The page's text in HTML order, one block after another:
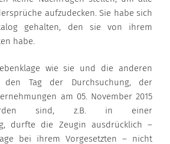
aufzudecken. Sie habe sich
gehalten, den sie von ihrem
habe.
wie sie und die anderen
den Tag der Durchsuchung, der
am 05. November 2015
sind, z.B. in einer
durfte die Zeugin ausdrücklich –
bei ihrem Vorgesetzten – nicht